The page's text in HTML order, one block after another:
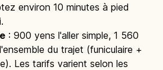
environ 10 minutes à pied
: 900 yens l'aller simple, 1 560
du trajet (funiculaire +
Les tarifs varient selon les